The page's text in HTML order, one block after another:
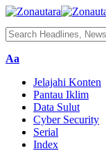
Aa
Jelajahi Konten
Pantau Iklim
Data Sulut
Cyber Security
Serial
Index